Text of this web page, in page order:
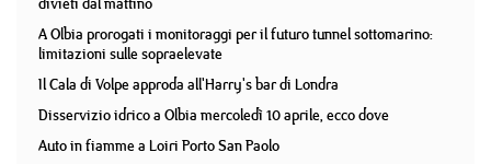
A Olbia prorogati i monitoraggi per il futuro tunnel sottomarino:
limitazioni sulle sopraelevate
Il Cala di Volpe approda all'Harry's bar di Londra
Disservizio idrico a Olbia mercoledì 10 aprile, ecco dove
Auto in fiamme a Loiri Porto San Paolo